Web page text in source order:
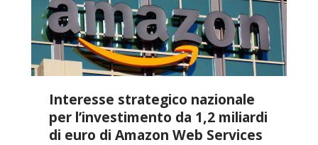
Interesse strategico nazionale
per l’investimento da 1,2 miliardi
di euro di Amazon Web Services